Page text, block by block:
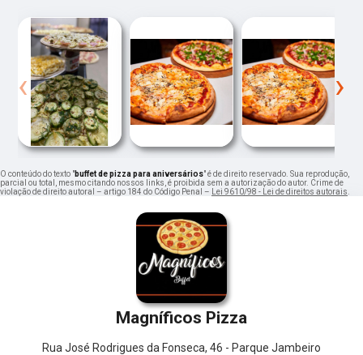
‹ ›
O conteúdo do texto "buffet de pizza para aniversários" é de direito reservado. Sua reprodução,
parcial ou total, mesmo citando nossos links, é proibida sem a autorização do autor. Crime de
violação de direito autoral – artigo 184 do Código Penal –
Lei 9610/98 - Lei de direitos autorais
Magníficos Pizza
Rua José Rodrigues da Fonseca, 46 - Parque Jambeiro